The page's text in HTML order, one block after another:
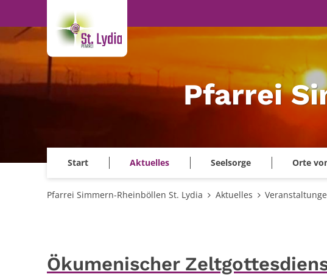
Pfarrei
Start Aktuelles Seelsorge Orte
Pfarrei Simmern-Rheinböllen St. Lydia Aktuelles
Ökumenischer